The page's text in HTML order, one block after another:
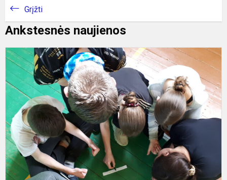
Grįžti
Ankstesnės naujienos